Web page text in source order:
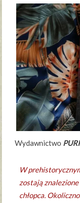
Wydawnictwo
W
zostają znalezione
chłopca.